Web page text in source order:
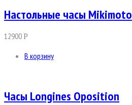
Настольные часы Mikimoto
12900Р
В корзину
Часы Longines Oposition